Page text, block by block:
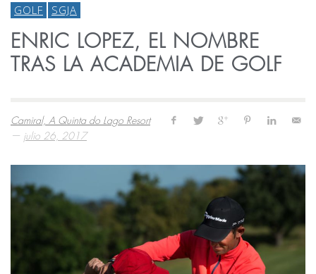
GOLF SGJA
ENRIC LOPEZ, EL NOMBRE
TRAS LA ACADEMIA DE GOLF
Camiral, A Quinta do Lago Resort
— julio 26, 2017